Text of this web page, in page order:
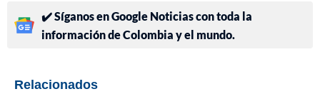
✔️ Síganos en Google Noticias con toda la
información de Colombia y el mundo.
Relacionados